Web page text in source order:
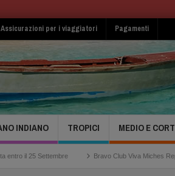
Assicurazioni per i viaggiatori Pagamenti
INDIANO TROPICI MEDIO E
Settembre Bravo Club Viva Miches Repubblica